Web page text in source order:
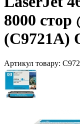
8000
(C9721A)
Артикул товару: